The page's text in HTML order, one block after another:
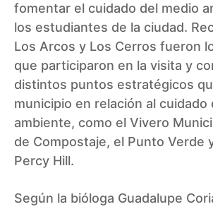
fomentar el cuidado del medio
los estudiantes de la ciudad.
Los Arcos y Los Cerros fueron
que participaron en la visita y
distintos puntos estratégicos
municipio en relación al cuidado
ambiente, como el Vivero
de Compostaje, el Punto Verde
Percy Hill.
Según la bióloga Guadalupe